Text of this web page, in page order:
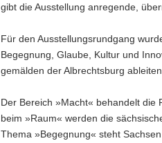
gibt die Ausstellung anregende,
Für den Ausstellungsrundgang
Begegnung, Glaube, Kultur und
gemälden der Albrechtsburg ableiten.
Der Bereich »Macht« behandelt die
beim »Raum« werden die
Thema »Begegnung« steht